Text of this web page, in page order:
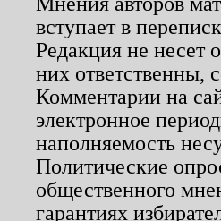
вступает в
Редакция не несет
них ответственны,
Комментарии на
электронное
наполняемость
Политические
общественного
гарантиях